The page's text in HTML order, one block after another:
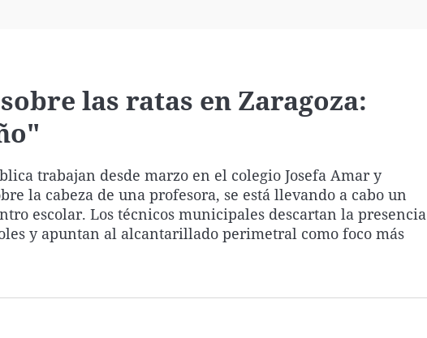
las ratas en Zaragoza:
trabajan desde marzo en el colegio Josefa Amar y
la cabeza de una profesora, se está llevando a cabo un
escolar. Los técnicos municipales descartan la presencia
y apuntan al alcantarillado perimetral como foco más